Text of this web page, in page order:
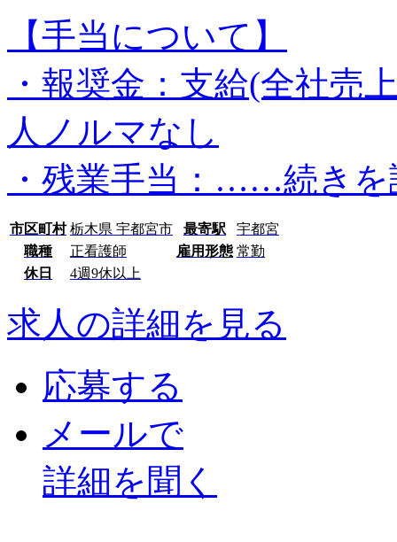
【手当について】
・報奨金：支給(全社
人ノルマなし
・残業手当：……続きを
市区町村 栃木県 宇都宮市 最寄駅
宇都宮
職種
正看護師 雇用形態 常勤
休日
4週9休以上
求人の詳細を見る
応募する
メールで
詳細を聞く